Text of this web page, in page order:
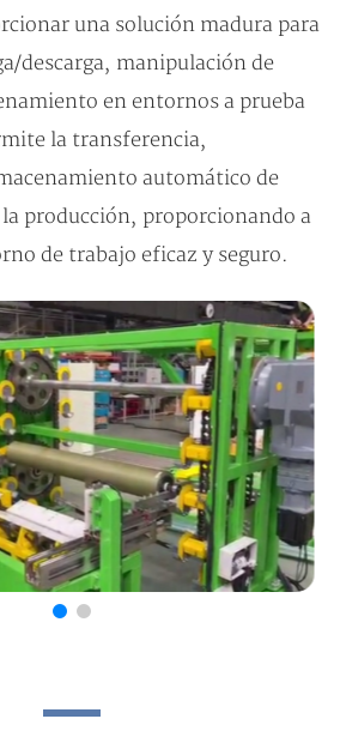
una solución madura para
descarga, manipulación de
en entornos a prueba
la transferencia,
automático de
producción, proporcionando a
de trabajo eficaz y seguro.